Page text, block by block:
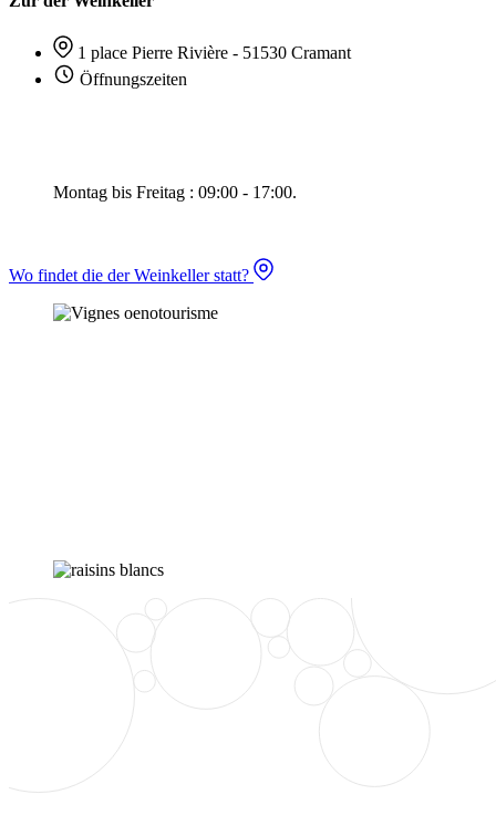
1 place Pierre Rivière - 51530 Cramant
Öffnungszeiten
Montag bis Freitag : 09:00 - 17:00.
Wo findet die der Weinkeller statt?